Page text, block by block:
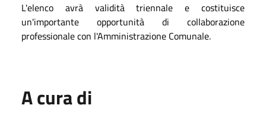
L'elenco avrà validità triennale e costituisce
un'importante opportunità di collaborazione
professionale con l'Amministrazione Comunale.
A cura di